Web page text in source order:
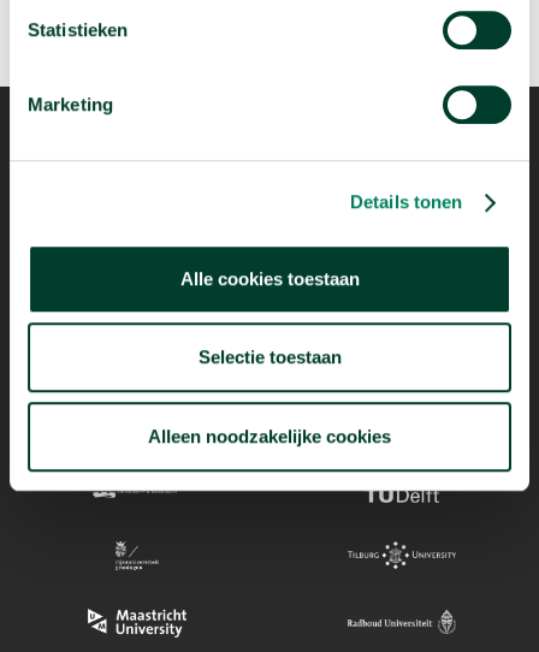
Statistieken
Marketing
Details tonen
Alle cookies toestaan
Selectie toestaan
Alleen noodzakelijke cookies
Mogelijk dankzij